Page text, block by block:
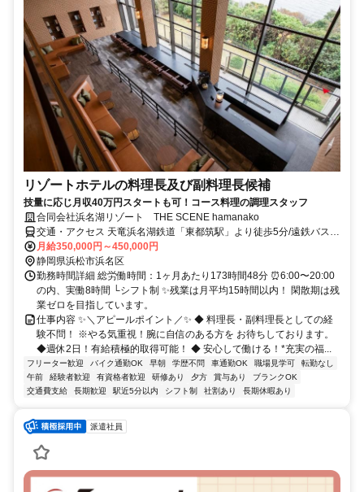
リゾートホテルの料理長及び副料理長候補
技量に応じ月収40万円スタートも可！コース料理の調理スタッフ
合同会社浜名湖リゾート THE SCENE hamanako
交通・アクセス 天竜浜名湖鉄道「東都筑駅」より徒歩5分/遠鉄バス
「東都筑駅」より徒歩10分
月給350,000円～450,000円
静岡県浜松市浜名区
勤務時間詳細 総労働時間：1ヶ月あたり173時間48分 ⏰6:00〜20:00
の内、実働8時間 └シフト制 ✨残業は月平均15時間以内！ 閑散期は残
業ゼロを目指しています。
仕事内容 ✨＼アピールポイント／✨ ◆ 料理長・副料理長としての経
験不問！ ※やる気重視！腕に自信のある方を お待ちしております。
◆週休2日！有給積極的取得可能！ ◆ 安心して働ける！*充実の福...
フリーター歓迎 バイク通勤OK 早朝 学歴不問 車通勤OK 職場見学可
転勤なし
午前
経験者歓迎 有資格者歓迎 研修あり 夕方 賞与あり
ブランクOK
交通費支給
長期歓迎 駅近5分以内 シフト制 社割あり 長期休暇あり
派遣社員